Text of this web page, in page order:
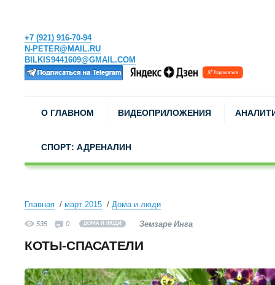
+7 (921) 916-70-94
N-PETER@MAIL.RU
BILKIS9441609@GMAIL.COM
О ГЛАВНОМ ВИДЕОПРИЛОЖЕНИЯ
СПОРТ: АДРЕНАЛИН
Главная март 2015 Дома и люди
535 0 ДОМА И ЛЮДИ Земзаре Инга
КОТЫ-СПАСАТЕЛИ